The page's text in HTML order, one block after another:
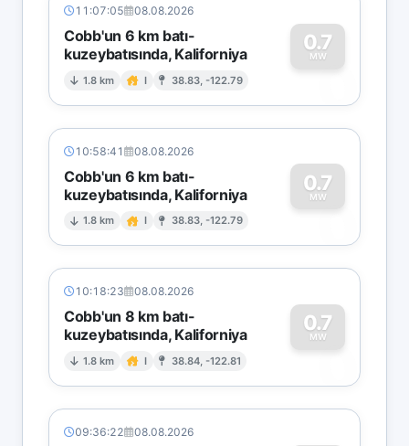
11:07:05 08.08.2026
Cobb'un 6 km batı-
kuzeybatısında, Kaliforniya
1.8 km I 38.83, -122.79
0.7
MW
0
10:58:41 08.08.2026
Cobb'un 6 km batı-
kuzeybatısında, Kaliforniya
1.8 km I 38.83, -122.79
0.7
MW
0
10:18:23 08.08.2026
Cobb'un 8 km batı-
kuzeybatısında, Kaliforniya
1.8 km I 38.84, -122.81
0.7
MW
0
09:36:22 08.08.2026